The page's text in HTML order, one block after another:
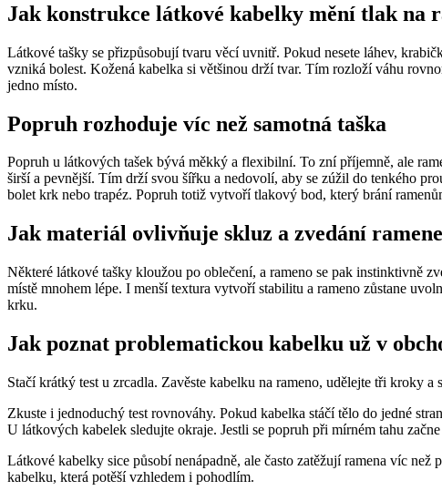
Jak konstrukce látkové kabelky mění tlak na
Látkové tašky se přizpůsobují tvaru věcí uvnitř. Pokud nesete láhev,
vzniká bolest. Kožená kabelka si většinou drží tvar. Tím rozloží váhu
jedno místo.
Popruh rozhoduje víc než samotná taška
Popruh u látkových tašek bývá měkký a flexibilní. To zní příjemně, ale
širší a pevnější. Tím drží svou šířku a nedovolí, aby se zúžil do tenkého
bolet krk nebo trapéz. Popruh totiž vytvoří tlakový bod, který brání
Jak materiál ovlivňuje skluz a zvedání
Některé látkové tašky kloužou po oblečení, a rameno se pak instinktivně
místě mnohem lépe. I menší textura vytvoří stabilitu a rameno zůstane
krku.
Jak poznat problematickou kabelku už v
Stačí krátký test u zrcadla. Zavěste kabelku na rameno, udělejte tři kroky
Zkuste i jednoduchý test rovnováhy. Pokud kabelka stáčí tělo do jedné
U látkových kabelek sledujte okraje. Jestli se popruh při mírném tahu
Látkové kabelky sice působí nenápadně, ale často zatěžují ramena víc
kabelku, která potěší vzhledem i pohodlím.